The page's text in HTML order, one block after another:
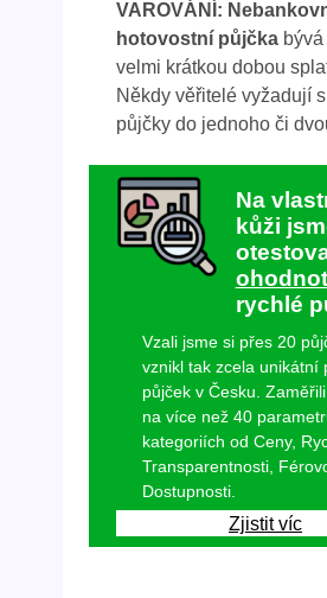
VAROVÁNÍ:
hotovostní půjčkabývá
velmi krátkou dobou
Někdy věřitelé vyžadují
půjčky do jednoho či
Na
kůži
rychlé
Vzali jsme si přes 20
vznikl tak zcela unikátní
půjček v Česku.
na více než 40
kategoriích od Ceny,
Transparentnosti,
Dostupnosti.
Zjistit víc